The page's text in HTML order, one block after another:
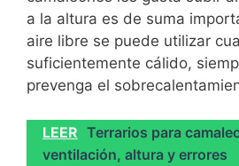
a la altura es de suma
aire libre se puede utilizar
suficientemente cálido,
prevenga el
LEER Terrarios para
ventilación, altura y errores